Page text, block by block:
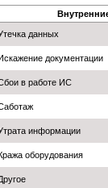
данных
документации
в работе ИС
информации
оборудования